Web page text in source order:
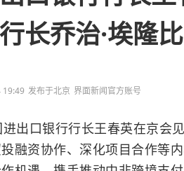
长乔治·埃隆比
19:49 发布于北京 界面新闻官方账号
出口银行行长王春英在京会
融资协作、深化项目合作等